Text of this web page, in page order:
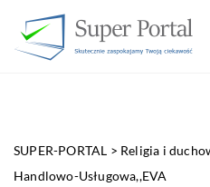
SUPER-PORTAL > Religia i
Handlowo-Usługowa,,EVA